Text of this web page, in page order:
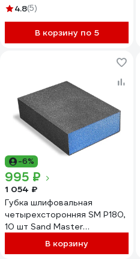
4.8(5)
В корзину по 5
-6%
995 ₽
1 054 ₽
Губка шлифовальная
четырехсторонняя SM Р180,
10 шт Sand Master
4673751374735В корзину